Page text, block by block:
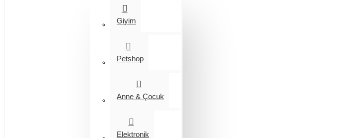
Giyim
Petshop
Anne & Çocuk
Elektronik